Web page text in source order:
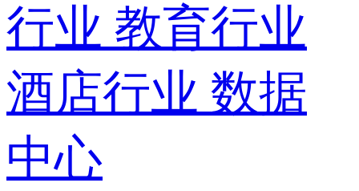
行业 教育行业
酒店行业 数据
中心